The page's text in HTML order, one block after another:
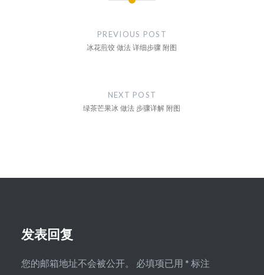
PREVIOUS POST
冰花煎饺 做法 详细步骤 附图
NEXT POST
绿茶芒果冰 做法 步骤详解 附图
发表回复
您的邮箱地址不会被公开。 必填项已用 * 标注